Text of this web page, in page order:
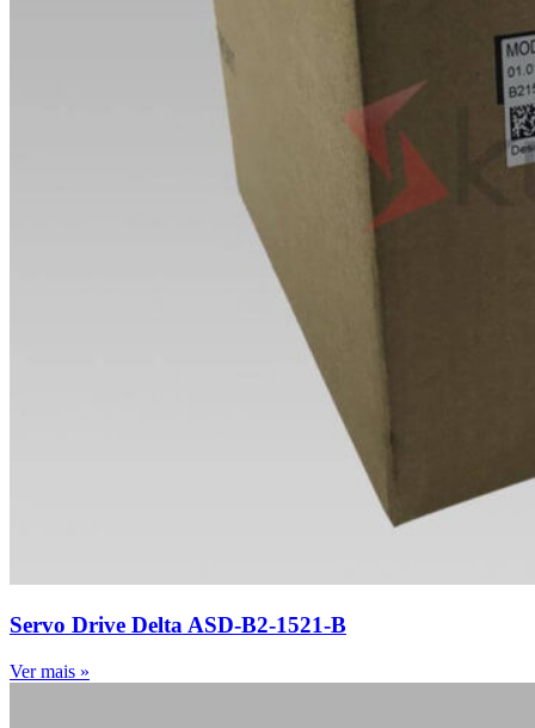
Servo Drive Delta ASD-B2-1521-B
Ver mais »